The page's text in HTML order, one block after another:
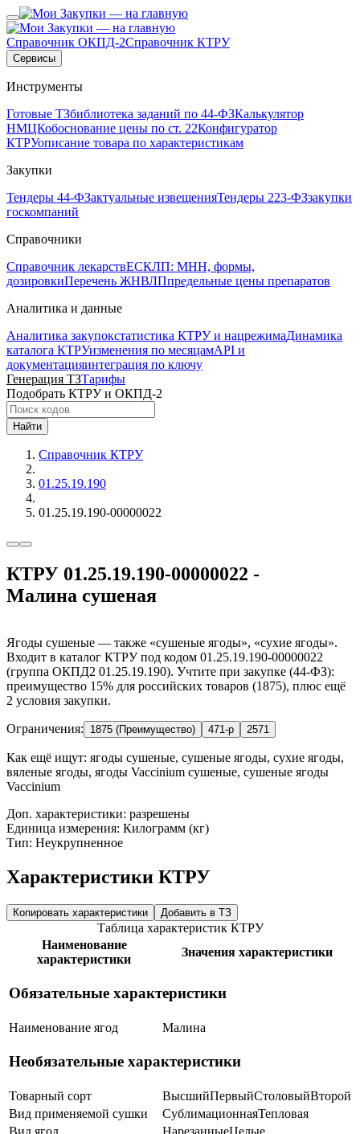
Справочник ОКПД-2Справочник КТРУ
Сервисы
Инструменты
Готовые ТЗбиблиотека заданий по 44-ФЗКалькулятор
НМЦКобоснование цены по ст. 22Конфигуратор
КТРУописание товара по характеристикам
Закупки
Тендеры 44-ФЗактуальные извещенияТендеры 223-ФЗзакупки
госкомпаний
Справочники
Справочник лекарствЕСКЛП: МНН, формы,
дозировкиПеречень ЖНВЛПпредельные цены препаратов
Аналитика и данные
Аналитика закупокстатистика КТРУ и нацрежимаДинамика
каталога КТРУизменения по месяцамAPI и
документацияинтеграция по ключу
Генерация ТЗТарифы
Подобрать КТРУ и ОКПД-2
Найти
Справочник КТРУ
01.25.19.190
01.25.19.190-00000022
КТРУ 01.25.19.190-00000022 -
Малина сушеная
Ягоды сушеные — также «сушеные ягоды», «сухие ягоды».
Входит в каталог КТРУ под кодом 01.25.19.190-00000022
(группа ОКПД2 01.25.19.190). Учтите при закупке (44-ФЗ):
преимущество 15% для российских товаров (1875), плюс ещё
2 условия закупки.
Ограничения: 1875 (Преимущество) 471-р 2571
Как ещё ищут: ягоды сушеные, сушеные ягоды, сухие ягоды,
вяленые ягоды, ягоды Vaccinium сушеные, сушеные ягоды
Vaccinium
Доп. характеристики: разрешены
Единица измерения: Килограмм (кг)
Тип: Неукрупненное
Характеристики КТРУ
Копировать характеристики Добавить в ТЗ
Таблица характеристик КТРУ
Наименование
характеристики
Значения характеристики
Обязательные характеристики
Наименование ягод Малина
Необязательные характеристики
Товарный сорт ВысшийПервыйСтоловыйВторой
Вид применяемой сушки
СублимационнаяТепловая
Вид ягод
НарезанныеЦелые